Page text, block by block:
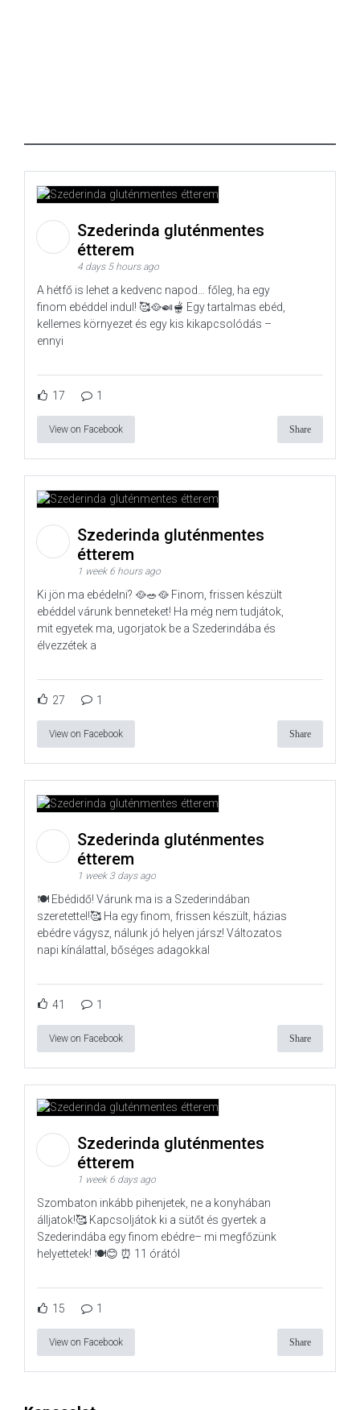
Szederinda gluténmentes
étterem
4 days 5 hours ago
A hétfő is lehet a kedvenc napod… főleg, ha egy
finom ebéddel indul! 🥰🥘🍛🫕 Egy tartalmas ebéd,
kellemes környezet és egy kis kikapcsolódás –
ennyi
17 1
View on Facebook Share
Szederinda gluténmentes
étterem
1 week 6 hours ago
Ki jön ma ebédelni? 🥘🥗🥘 Finom, frissen készült
ebéddel várunk benneteket! Ha még nem tudjátok,
mit egyetek ma, ugorjatok be a Szederindába és
élvezzétek a
27 1
View on Facebook Share
Szederinda gluténmentes
étterem
1 week 3 days ago
🍽️ Ebédidő! Várunk ma is a Szederindában
szeretettel!🥰 Ha egy finom, frissen készült, házias
ebédre vágysz, nálunk jó helyen jársz! Változatos
napi kínálattal, bőséges adagokkal
41 1
View on Facebook Share
Szederinda gluténmentes
étterem
1 week 6 days ago
Szombaton inkább pihenjetek, ne a konyhában
álljatok!🥰 Kapcsoljátok ki a sütőt és gyertek a
Szederindába egy finom ebédre– mi megfőzünk
helyettetek! 🍽️😊 ⏰ 11 órától
15 1
View on Facebook Share